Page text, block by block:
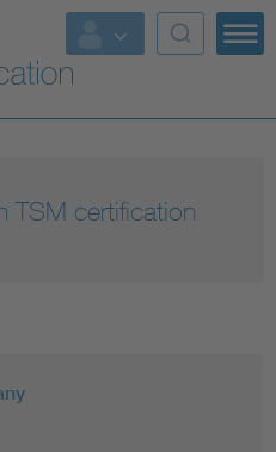
TSM certification